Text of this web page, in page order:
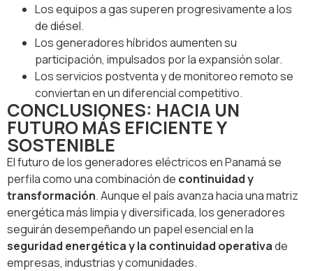
Los equipos a gas superen progresivamente a los
de diésel.
Los generadores híbridos aumenten su
participación, impulsados por la expansión solar.
Los servicios postventa y de monitoreo remoto se
conviertan en un diferencial competitivo.
CONCLUSIONES: HACIA UN
FUTURO MÁS EFICIENTE Y
SOSTENIBLE
El futuro de los generadores eléctricos en Panamá se
perfila como una combinación de continuidad y
transformación. Aunque el país avanza hacia una matriz
energética más limpia y diversificada, los generadores
seguirán desempeñando un papel esencial en la
seguridad energética y la continuidad operativade
empresas, industrias y comunidades.